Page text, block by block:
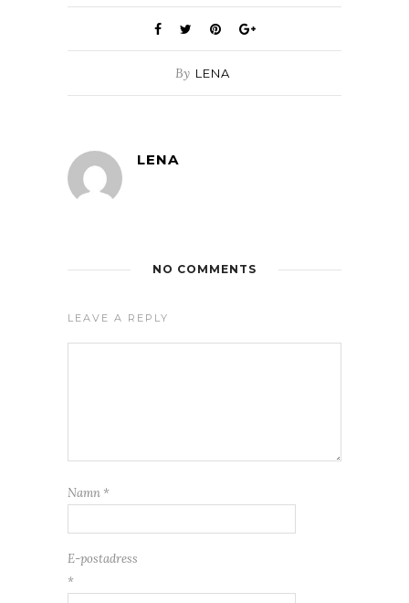
By LENA
LENA
NO COMMENTS
LEAVE A REPLY
Namn *
E-postadress
*